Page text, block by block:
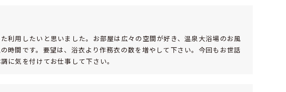
利用したいと思いました。お部屋は広々の空間が好き、温泉大浴場のお風
時間です。要望は、浴衣より作務衣の数を増やして下さい。今回もお世話
に気を付けてお仕事して下さい。